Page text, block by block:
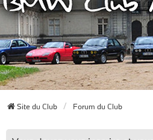
Site du Club Forum du Club